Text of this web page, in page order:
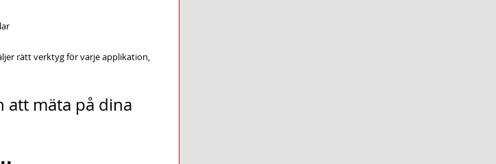
rätt verktyg för varje applikation,
att mäta på dina